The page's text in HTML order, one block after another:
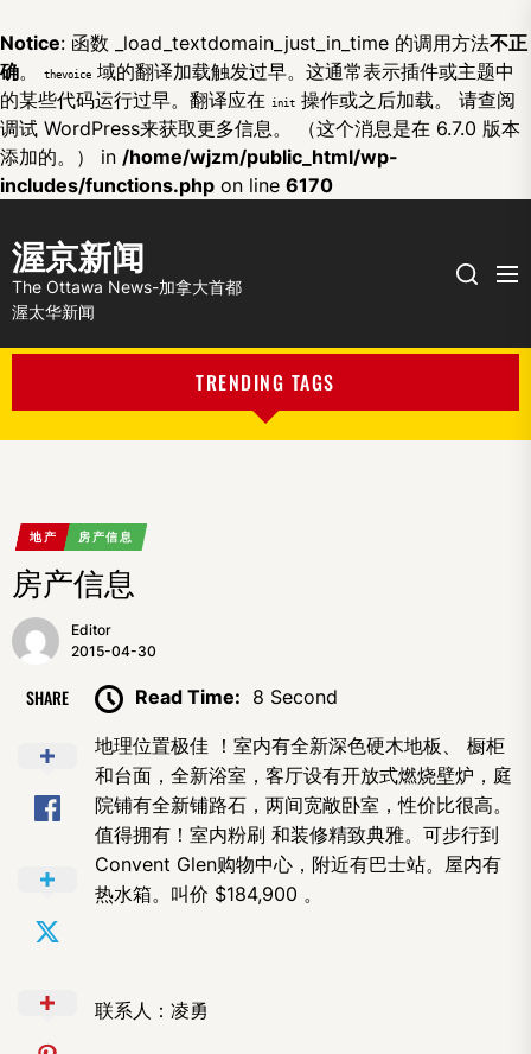
Notice: 函数 _load_textdomain_just_in_time 的调用方法不正
确。 thevoice 域的翻译加载触发过早。这通常表示插件或主题中
的某些代码运行过早。翻译应在
init 操作或之后加载。 请查阅
调试 WordPress来获取更多信息。 （这个消息是在 6.7.0 版本
添加的。） in /home/wjzm/public_html/wp-
includes/functions.php on line 6170
渥京新闻
The Ottawa News-加拿大首都
渥太华新闻
Search
TRENDING TAGS
地产 房产信息
房产信息
Editor
2015-04-30
SHARE Read Time: 8 Second
地理位置极佳 ！室内有全新深色硬木地板、 橱柜
和台面，全新浴室，客厅设有开放式燃烧壁炉，庭
院铺有全新铺路石，两间宽敞卧室，性价比很高。
值得拥有！室内粉刷 和装修精致典雅。可步行到
Convent Glen购物中心，附近有巴士站。屋内有
热水箱。叫价 $184,900 。
联系人：凌勇